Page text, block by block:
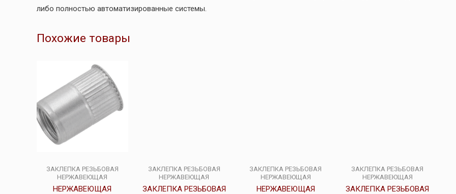
либо полностью автоматизированные системы.
Похожие товары
ЗАКЛЕПКА РЕЗЬБОВАЯ
НЕРЖАВЕЮЩАЯ
НЕРЖАВЕЮЩАЯ
ЗАКЛЕПКА РЕЗЬБОВАЯ
НЕРЖАВЕЮЩАЯ
ЗАКЛЕПКА РЕЗЬБОВАЯ
ЗАКЛЕПКА РЕЗЬБОВАЯ
НЕРЖАВЕЮЩАЯ
НЕРЖАВЕЮЩАЯ
ЗАКЛЕПКА РЕЗЬБОВАЯ
НЕРЖАВЕЮЩАЯ
ЗАКЛЕПКА РЕЗЬБОВАЯ